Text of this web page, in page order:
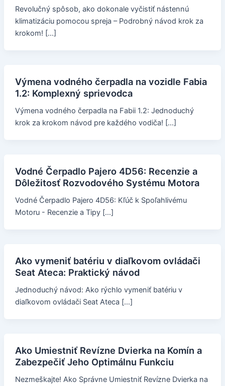
Revolučný spôsob, ako dokonale vyčistiť nástennú
klimatizáciu pomocou spreja – Podrobný návod krok za
krokom! […]
Výmena vodného čerpadla na vozidle Fabia
1.2: Komplexný sprievodca
Výmena vodného čerpadla na Fabii 1.2: Jednoduchý
krok za krokom návod pre každého vodiča! […]
Vodné Čerpadlo Pajero 4D56: Recenzie a
Dôležitosť Rozvodového Systému Motora
Vodné Čerpadlo Pajero 4D56: Kľúč k Spoľahlivému
Motoru - Recenzie a Tipy […]
Ako vymeniť batériu v diaľkovom ovládači
Seat Ateca: Praktický návod
Jednoduchý návod: Ako rýchlo vymeniť batériu v
diaľkovom ovládači Seat Ateca […]
Ako Umiestniť Revízne Dvierka na Komín a
Zabezpečiť Jeho Optimálnu Funkciu
Nezmeškajte! Ako Správne Umiestniť Revízne Dvierka na